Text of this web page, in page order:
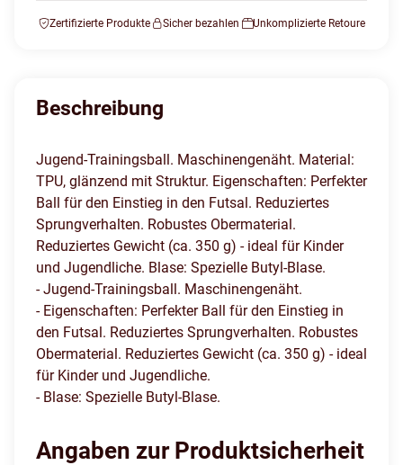
Zertifizierte Produkte Sicher bezahlen Unkomplizierte Retoure
Beschreibung
Jugend-Trainingsball. Maschinengenäht. Material:
TPU, glänzend mit Struktur. Eigenschaften: Perfekter
Ball für den Einstieg in den Futsal. Reduziertes
Sprungverhalten. Robustes Obermaterial.
Reduziertes Gewicht (ca. 350 g) - ideal für Kinder
und Jugendliche. Blase: Spezielle Butyl-Blase.
- Jugend-Trainingsball. Maschinengenäht.
- Eigenschaften: Perfekter Ball für den Einstieg in
den Futsal. Reduziertes Sprungverhalten. Robustes
Obermaterial. Reduziertes Gewicht (ca. 350 g) - ideal
für Kinder und Jugendliche.
- Blase: Spezielle Butyl-Blase.
Angaben zur Produktsicherheit